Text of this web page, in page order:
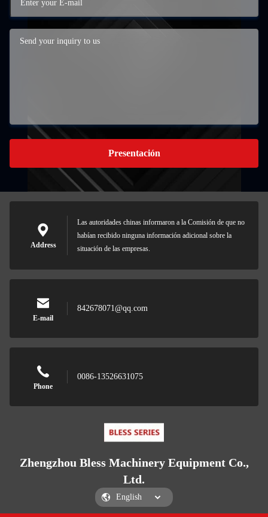
Presentación
Address
Las autoridades chinas informaron a la Comisión de que no
habían recibido ninguna información adicional sobre la
situación de las empresas.
E-mail
842678071@qq.com
Phone
0086-13526631075
Zhengzhou Bless Machinery Equipment Co.,
Ltd.